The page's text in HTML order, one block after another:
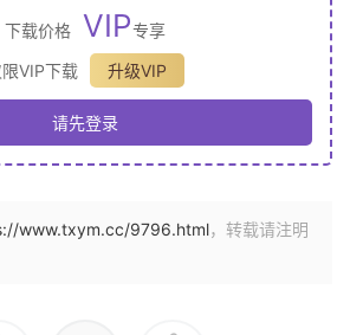
下载价格 VIP专享
VIP下载
升级VIP
请先登录
www.txym.cc/9796.html，转载请注明